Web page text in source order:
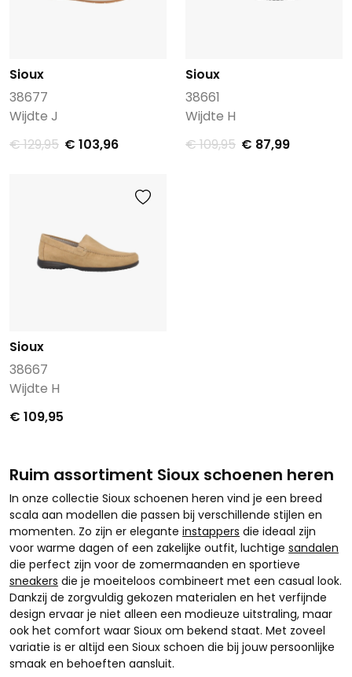
Sioux
38677
Wijdte J
€ 129,95 € 103,96
Sioux
38661
Wijdte H
€ 109,95 € 87,99
Sioux
38667
Wijdte H
€ 109,95
Ruim assortiment Sioux schoenen heren
In onze collectie Sioux schoenen heren vind je een breed
scala aan modellen die passen bij verschillende stijlen en
momenten. Zo zijn er elegante instappers die ideaal zijn
voor warme dagen of een zakelijke outfit, luchtige sandalen
die perfect zijn voor de zomermaanden en sportieve
sneakers die je moeiteloos combineert met een casual look.
Dankzij de zorgvuldig gekozen materialen en het verfijnde
design ervaar je niet alleen een modieuze uitstraling, maar
ook het comfort waar Sioux om bekend staat. Met zoveel
variatie is er altijd een Sioux schoen die bij jouw persoonlijke
smaak en behoeften aansluit.